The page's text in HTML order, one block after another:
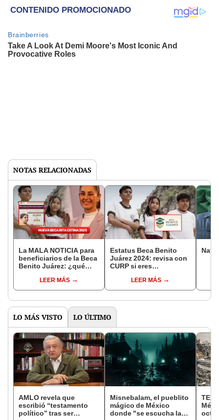
NOTAS RELACIONADAS
La MALA NOTICIA para
beneficiarios de la Beca
Benito Juárez: ¿qué
2024 y la Beca Rita
Cetina?
LEER MÁS
Estatus Beca Benito
Juárez 2024: revisa con
CURP si eres
tu cita para iniciar el
registro al pago
LEER MÁS
LO MÁS VISTO LO ÚLTIMO
AMLO revela que
escribió “testamento
político” tras ser
Misnebalam, el pueblito
mágico de México
donde "se escucha la